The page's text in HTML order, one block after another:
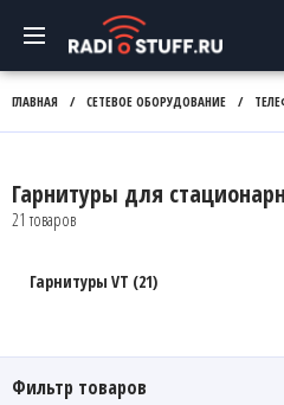
ГЛАВНАЯ / СЕТЕВОЕ ОБОРУДОВАНИЕ /
Гарнитуры для
21 товаров
Гарнитуры VT (21)
Фильтр товаров